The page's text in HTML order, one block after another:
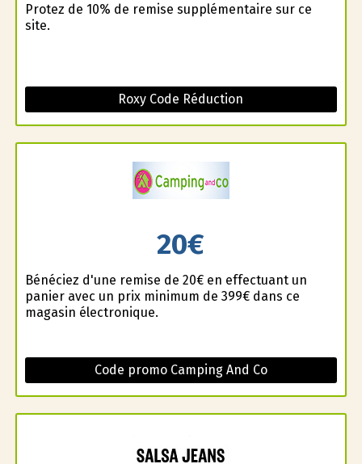
Profitez de 10% de remise supplémentaire sur ce
site.
Roxy Code Réduction
20€
Bénéficiez d'une remise de 20€ en effectuant un
panier avec un prix minimum de 399€ dans ce
magasin électronique.
Code promo Camping And Co